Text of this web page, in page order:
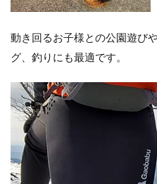
動き回るお子様との公園遊び
グ、釣りにも最適です。